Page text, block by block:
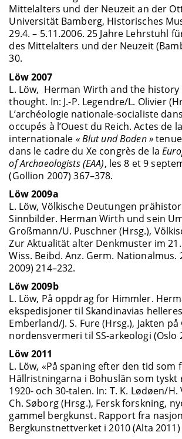
Mittelalters und der Neuzeit an der
Universität Bamberg, Historisches
29.4. – 5.11.2006. 25 Jahre Lehrstuhl
des Mittelalters und der Neuzeit
30.
Löw 2007
L. Löw, Herman Wirth and the
thought. In: J.-P. Legendre/L. Olivier
L’archéologie nationale-socialiste
occupés à l’Ouest du Reich. Actes de
internationale « Blut und Boden »
dans le cadre du Xe congrès de la
of Archaeologists (EAA), les 8 et 9
(Gollion 2007) 367–378.
Löw 2009a
L. Löw, Völkische Deutungen
Sinnbilder. Herman Wirth und sein
Großmann/U. Puschner (Hrsg.),
Zur Aktualität alter Denkmuster im
Wiss. Beibd. Anz. Germ.
2009) 214–232.
Löw 2009b
L. Löw, På oppdrag for Himmler.
ekspedisjoner til Skandinavias
Emberland/J. S. Fure (Hrsg.), Jakten
nordensvermeri til SS-arkeologi (Oslo
Löw 2011
L. Löw, «På spaning efter den tid som
Hällristningarna i Bohuslän som tyskt
1920- och 30-talen. In: T. K. Lødøen/H.
Ch. Søborg (Hrsg.), Fersk forskning,
gammel bergkunst. Rapport fra
Bergkunstnettverket i 2010 (Alta 2011)